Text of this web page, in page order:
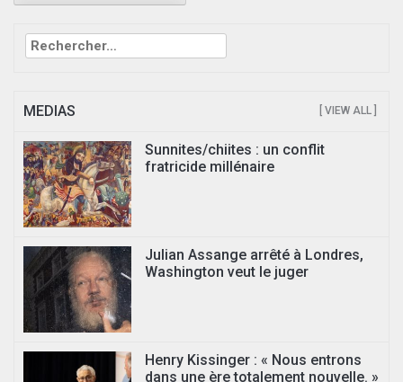
Rechercher :
MEDIAS [ VIEW ALL ]
Sunnites/chiites : un conflit
fratricide millénaire
Julian Assange arrêté à Londres,
Washington veut le juger
Henry Kissinger : « Nous entrons
dans une ère totalement nouvelle. »